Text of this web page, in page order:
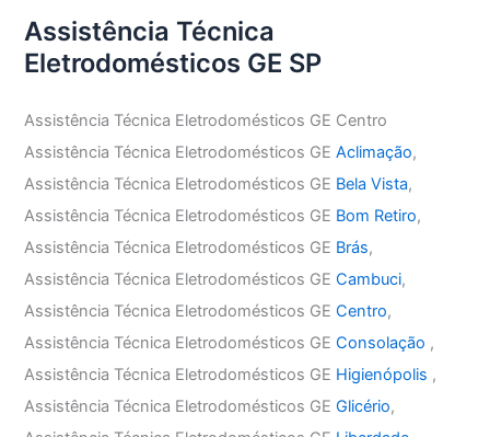
Assistência Técnica
Eletrodomésticos GE SP
Assistência Técnica Eletrodomésticos GE Centro
Assistência Técnica Eletrodomésticos GEAclimação,
Assistência Técnica Eletrodomésticos GE Bela Vista,
Assistência Técnica Eletrodomésticos GE Bom Retiro,
Assistência Técnica Eletrodomésticos GE Brás,
Assistência Técnica Eletrodomésticos GECambuci,
Assistência Técnica Eletrodomésticos GECentro,
Assistência Técnica Eletrodomésticos GEConsolação ,
Assistência Técnica Eletrodomésticos GE Higienópolis ,
Assistência Técnica Eletrodomésticos GEGlicério,